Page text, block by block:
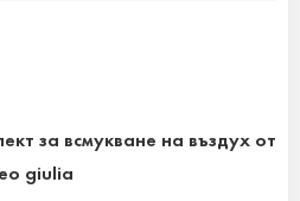
за всмукване на въздух от
giulia